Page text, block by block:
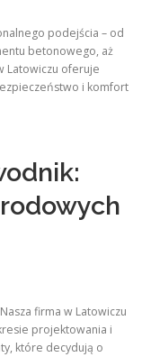
podejścia – od
betonowego, aż
Latowiczu oferuje
i komfort
firma w Latowiczu
projektowania i
które decydują o